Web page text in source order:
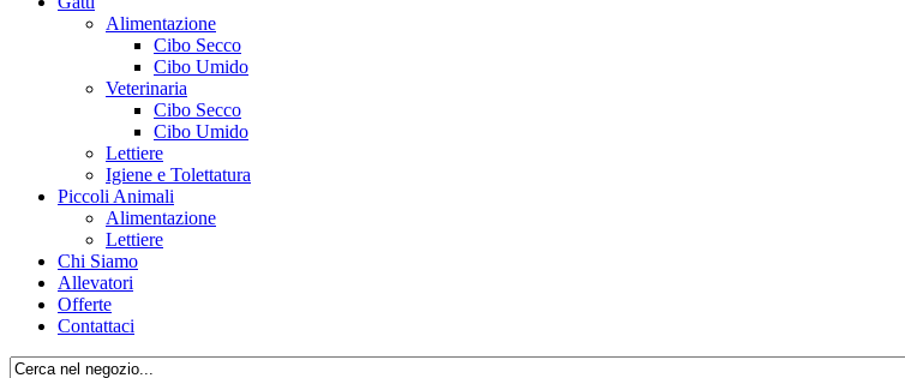
Alimentazione
Cibo Secco
Cibo Umido
Veterinaria
Cibo Secco
Cibo Umido
Lettiere
Igiene e Tolettatura
Piccoli Animali
Alimentazione
Lettiere
Chi Siamo
Allevatori
Offerte
Contattaci